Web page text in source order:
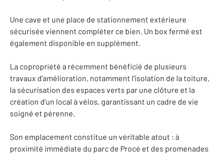
Une cave et une place de stationnement extérieure
sécurisée viennent compléter ce bien. Un box fermé est
également disponible en supplément.
La copropriété a récemment bénéficié de plusieurs
travaux d'amélioration, notamment l'isolation de la toiture,
la sécurisation des espaces verts par une clôture et la
création d'un local à vélos, garantissant un cadre de vie
soigné et pérenne.
Son emplacement constitue un véritable atout : à
proximité immédiate du parc de Procé et des promenades